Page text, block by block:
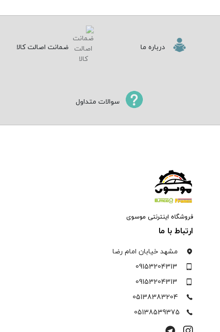
درباره ما ضمانت اصالت کالا
سوالات متداول
فروشگاه اینترنتی موسوی
ارتباط با ما
مشهد خیابان امام رضا
09153204313
09153204313
05138383204
05138539375